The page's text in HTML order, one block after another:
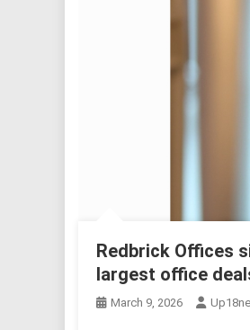
Redbrick Offices
largest office
March 9, 2026